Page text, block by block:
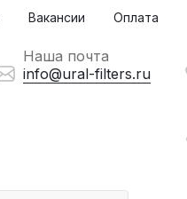
Вакансии Оплата
Наша почта
info@ural-filters.ru